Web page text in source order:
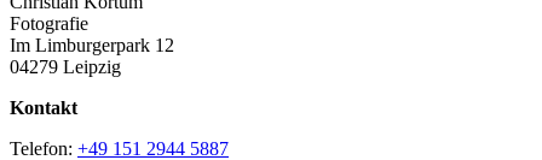
Fotografie
Im Limburgerpark 12
04279 Leipzig
Kontakt
Telefon: +49 151 2944 5887